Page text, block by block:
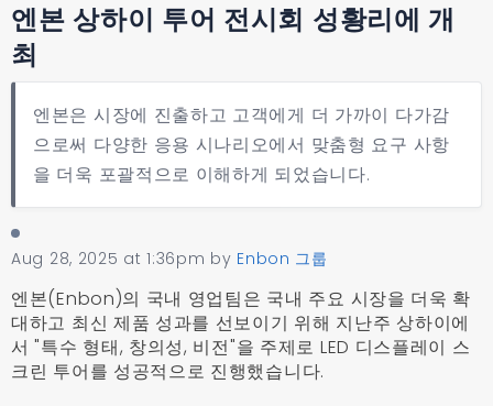
엔본 상하이 투어 전시회 성황리에 개
최
엔본은 시장에 진출하고 고객에게 더 가까이 다가감
으로써 다양한 응용 시나리오에서 맞춤형 요구 사항
을 더욱 포괄적으로 이해하게 되었습니다.
Aug 28, 2025 at 1:36pm by Enbon 그룹
엔본(Enbon)의 국내 영업팀은 국내 주요 시장을 더욱 확
대하고 최신 제품 성과를 선보이기 위해 지난주 상하이에
서 "특수 형태, 창의성, 비전"을 주제로 LED 디스플레이 스
크린 투어를 성공적으로 진행했습니다.